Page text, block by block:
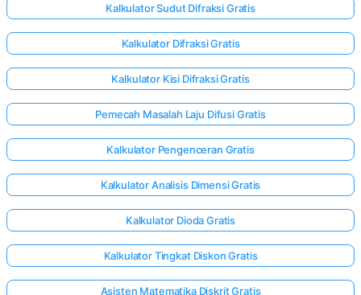
Kalkulator Sudut Difraksi Gratis
Kalkulator Difraksi Gratis
Kalkulator Kisi Difraksi Gratis
Pemecah Masalah Laju Difusi Gratis
Kalkulator Pengenceran Gratis
Kalkulator Analisis Dimensi Gratis
Kalkulator Dioda Gratis
Kalkulator Tingkat Diskon Gratis
Asisten Matematika Diskrit Gratis